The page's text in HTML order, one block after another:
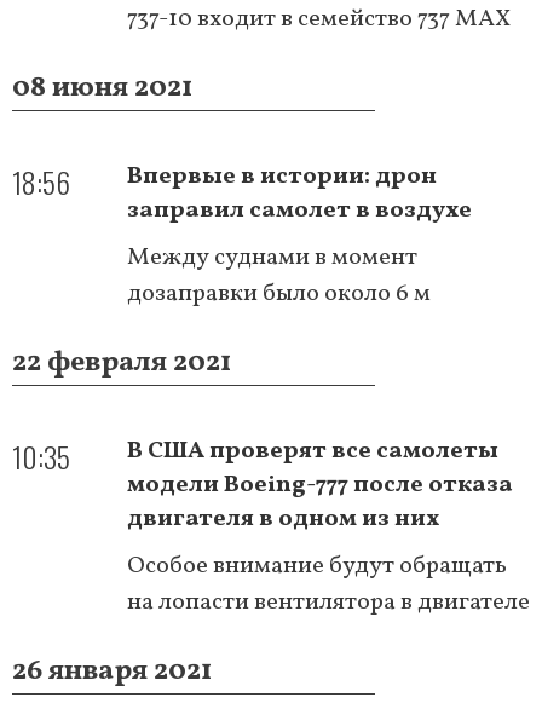
737-10 входит в семейство 737 MAX
08 июня 2021
18:56
Впервые в истории: дрон
заправил самолет в воздухе
Между суднами в момент
дозаправки было около 6 м
22 февраля 2021
10:35
В США проверят все самолеты
модели Boeing-777 после отказа
двигателя в одном из них
Особое внимание будут обращать
на лопасти вентилятора в двигателе
26 января 2021